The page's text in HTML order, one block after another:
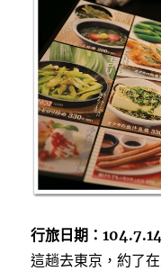
k
e
r
行旅日期：
這趟去東京，約了